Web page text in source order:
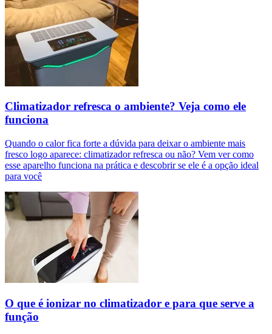
Climatizador refresca o ambiente? Veja como ele
funciona
Quando o calor fica forte a dúvida para deixar o ambiente mais
fresco logo aparece: climatizador refresca ou não? Vem ver como
esse aparelho funciona na prática e descobrir se ele é a opção ideal
para você
O que é ionizar no climatizador e para que serve a
função